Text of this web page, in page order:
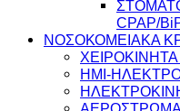
CPAP/
ΝΟΣΟΚΟΜΕΙΑΚΑ
ΗΜΙ-